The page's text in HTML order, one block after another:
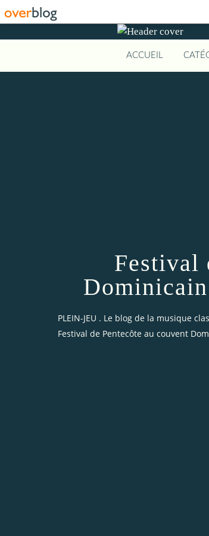
ACCUEIL
Festival
PLEIN-JEU . Le blog de la musique
Festival de Pentecôte au couvent